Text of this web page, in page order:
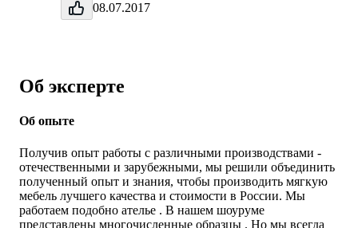
08.07.2017
Об эксперте
Об опыте
Получив опыт работы с различными производствами -
отечественными и зарубежными, мы решили объединить
полученный опыт и знания, чтобы производить мягкую
мебель лучшего качества и стоимости в России. Мы
работаем подобно ателье . В нашем шоуруме
представлены многочисленные образцы . Но мы всегда